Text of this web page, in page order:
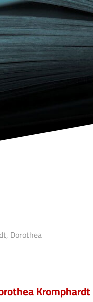
Dorothea
Kromphardt